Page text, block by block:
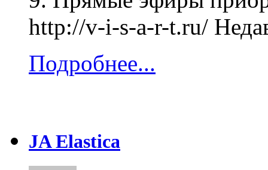
http://v-i-s-a-r-t.ru/
Подробнее...
JA Elastica